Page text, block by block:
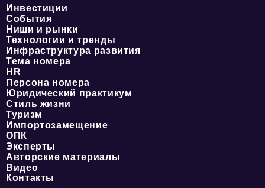
Инвестиции
События
Ниши и рынки
Технологии и тренды
Инфраструктура развития
Тема номера
HR
Персона номера
Юридический практикум
Стиль жизни
Туризм
Импортозамещение
ОПК
Эксперты
Авторские материалы
Видео
Контакты